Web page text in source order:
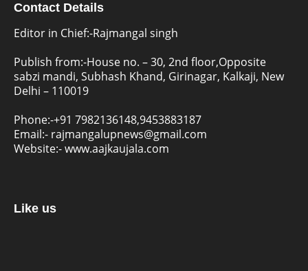
Contact Details
Editor in Chief:-Rajmangal singh
Publish from:-House no. – 30, 2nd floor,Opposite
sabzi mandi, Subhash Khand, Girinagar, Kalkaji, New
Delhi – 110019
Phone:-+91 7982136148,9453883187
Email:- rajmangalupnews@gmail.com
Website:-www.aajkaujala.com
Like us